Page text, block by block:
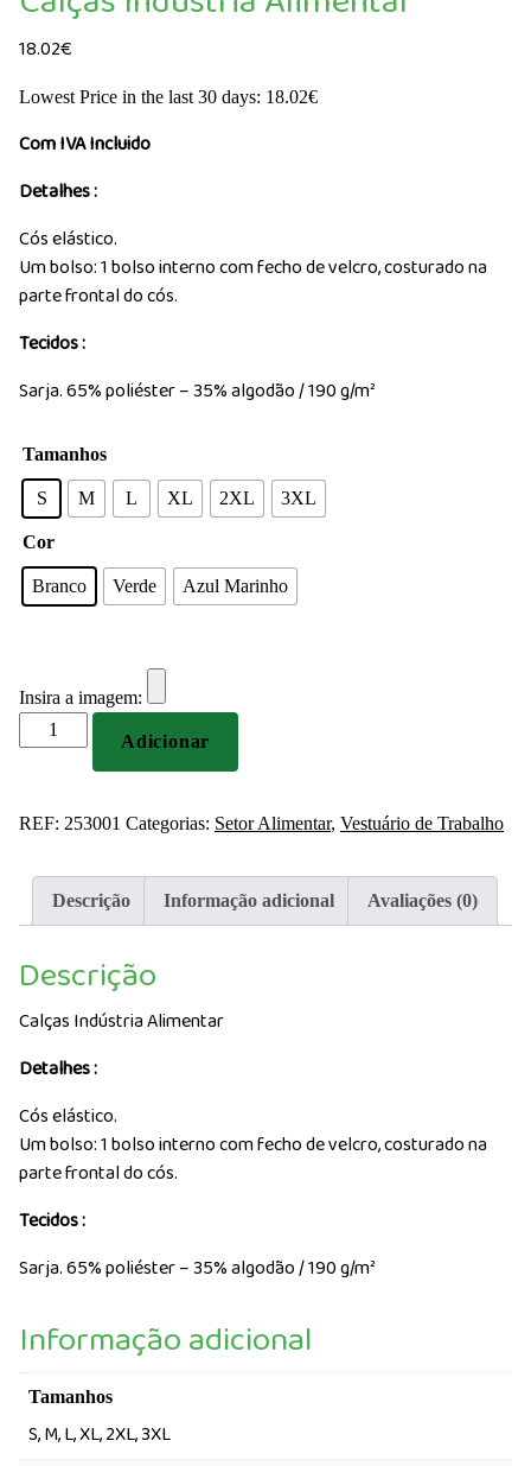
18.02€
Lowest Price in the last 30 days: 18.02€
Com IVA Incluido
Detalhes:
Cós elástico.
Um bolso: 1 bolso interno com fecho de velcro, costurado na
parte frontal do cós.
Tecidos:
Sarja. 65% poliéster – 35% algodão / 190 g/m²
Tamanhos
S M L XL 2XL 3XL
Cor
Branco Verde Azul Marinho
Insira a imagem:
Quantidade
de
Adicionar
REF: 253001 Categorias: Setor Alimentar, Vestuário de Trabalho
Descrição Informação adicional Avaliações (0)
Descrição
Calças Indústria Alimentar
Detalhes:
Cós elástico.
Um bolso: 1 bolso interno com fecho de velcro, costurado na
parte frontal do cós.
Tecidos:
Sarja. 65% poliéster – 35% algodão / 190 g/m²
Informação adicional
Tamanhos
S, M, L, XL, 2XL, 3XL